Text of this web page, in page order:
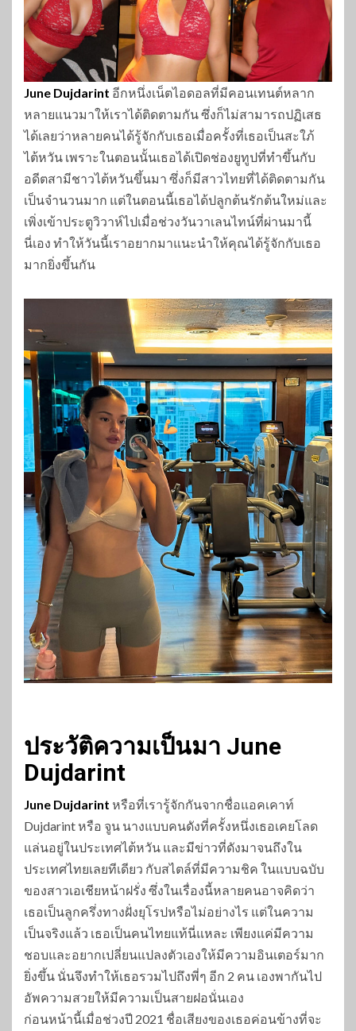
June Dujdarint อีกหนึ่งเน็ตไอดอลที่มีคอนเทนต์หลาก
หลายแนวมาให้เราได้ติดตามกัน ซึ่งก็ไม่สามารถปฏิเสธ
ได้เลยว่าหลายคนได้รู้จักกับเธอเมื่อครั้งที่เธอเป็นสะใภ้
ไต้หวัน เพราะในตอนนั้นเธอได้เปิดช่องยูทูปที่ทำขึ้นกับ
อดีตสามีชาวไต้หวันขึ้นมา ซึ่งก็มีสาวไทยที่ได้ติดตามกัน
เป็นจำนวนมาก แต่ในตอนนี้เธอได้ปลูกต้นรักต้นใหม่และ
เพิ่งเข้าประตูวิวาห์ไปเมื่อช่วงวันวาเลนไทน์ที่ผ่านมานี้
นี่เอง ทำให้วันนี้เราอยากมาแนะนำให้คุณได้รู้จักกับเธอ
มากยิ่งขึ้นกัน
ประวัติความเป็นมา June
Dujdarint
June Dujdarint หรือที่เรารู้จักกันจากชื่อแอคเคาท์
Dujdarint หรือ จูน นางแบบคนดังที่ครั้งหนึ่งเธอเคยโลด
แล่นอยู่ในประเทศไต้หวัน และมีข่าวที่ดังมาจนถึงใน
ประเทศไทยเลยทีเดียว กับสไตล์ที่มีความชิค ในแบบฉบับ
ของสาวเอเชียหน้าฝรั่ง ซึ่งในเรื่องนี้หลายคนอาจคิดว่า
เธอเป็นลูกครึ่งทางฝั่งยุโรปหรือไม่อย่างไร แต่ในความ
เป็นจริงแล้ว เธอเป็นคนไทยแท้นี่แหละ เพียงแค่มีความ
ชอบและอยากเปลี่ยนแปลงตัวเองให้มีความอินเตอร์มาก
ยิ่งขึ้น นั่นจึงทำให้เธอรวมไปถึงพี่ๆ อีก 2 คน เองพากันไป
อัพความสวยให้มีความเป็นสายฝอนั่นเอง
ก่อนหน้านี้เมื่อช่วงปี 2021 ชื่อเสียงของเธอค่อนข้างที่จะ